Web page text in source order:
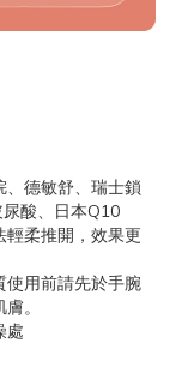
、德敏舒、瑞士鎖
酸、日本Q10
輕柔推開，效果更
使用前請先於手腕
。
處